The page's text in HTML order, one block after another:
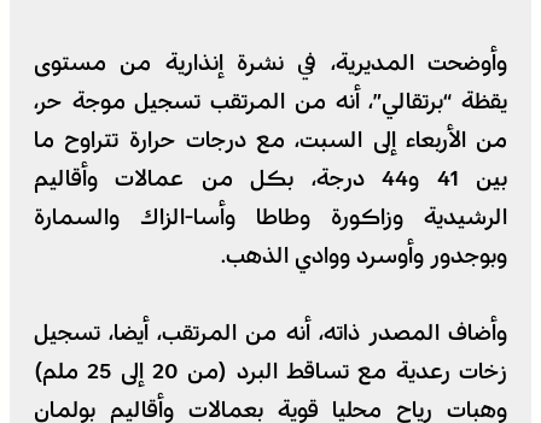
وأوضحت المديرية، في نشرة إنذارية من مستوى
يقظة “برتقالي”، أنه من المرتقب تسجيل موجة حر،
من الأربعاء إلى السبت، مع درجات حرارة تتراوح ما
بين 41 و44 درجة، بكل من عمالات وأقاليم
الرشيدية وزاكورة وطاطا وأسا-الزاك والسمارة
وبوجدور وأوسرد ووادي الذهب.
وأضاف المصدر ذاته، أنه من المرتقب، أيضا، تسجيل
زخات رعدية مع تساقط البرد (من 20 إلى 25 ملم)
وهبات رياح محليا قوية بعمالات وأقاليم بولمان